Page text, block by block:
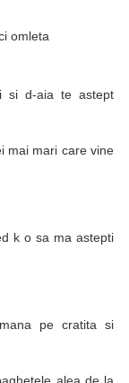
omleta
si d-aia te astept
mai mari care vine
k o sa ma astepti
pe cratita si